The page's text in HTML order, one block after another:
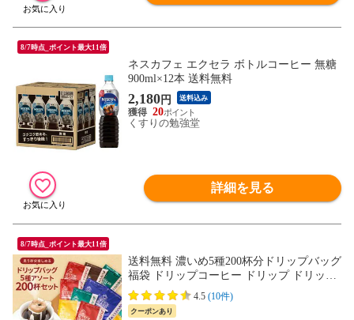
8/7時点_ポイント最大11倍
ネスカフェ エクセラ ボトルコーヒー 無糖
900ml×12本 送料無料
2,180円 送料込み
20
くすりの勉強堂
詳細を見る
8/7時点_ポイント最大11倍
送料無料 濃いめ5種200杯分ドリップバッグ
福袋 ドリップコーヒー ドリップ ドリップ
パック 珈琲 個包装 大量 澤井珈琲 業務用
飲み比べ 簡単
4.5 (10件)
クーポンあり